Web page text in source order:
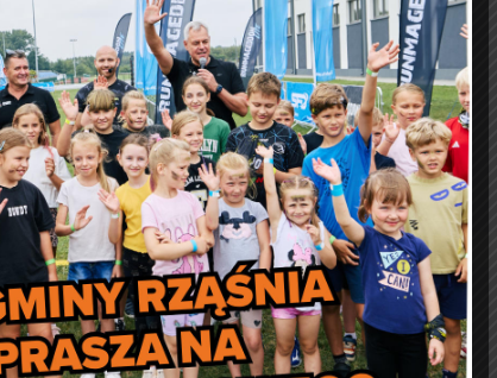
i niegasnącej radości, jaką daje życie wśród